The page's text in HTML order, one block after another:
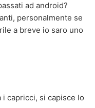
ad android?
personalmente se
a breve io saro uno
i capricci, si capisce lo